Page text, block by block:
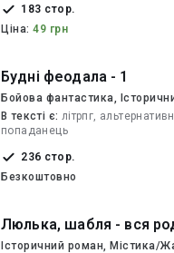
183 стор.
Ціна: 49 грн
Будні феодала - 1
Бойова фантастика,
В текcті є: літрпг,
попаданець
236 стор.
Безкоштовно
Люлька, шабля - вся
Історичний роман, Містика/